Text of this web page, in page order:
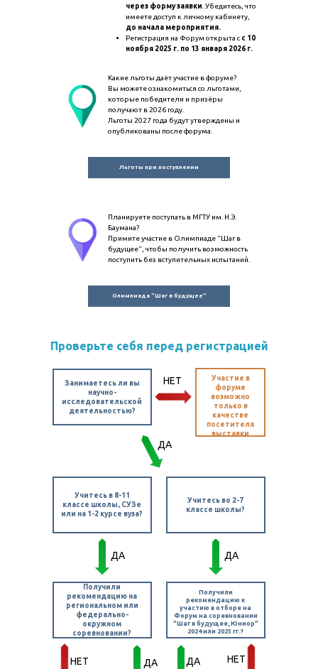
через форму заявки . Убедитесь, что
имеете доступ к личному кабинету,
до начала мероприятия.
Регистрация на Форум открыта с с 10
ноября 2025 г. по 13 января 2026 г.
Планируете поступать в МГТУ им. Н.Э.
Баумана?
Примите участие в Олимпиаде "Шаг в
будущее", чтобы получить возможность
поступить без вступительных испытаний.
Какие льготы даёт участие в форуме?
Вы можете ознакомиться со льготами,
которые победители и призёры
получают в 2026 году.
Льготы 2027 года будут утверждены и
опубликованы после форума.
Льготы при поступлении
Олимпиада "Шаг в будущее"
Проверьте себя перед регистрацией
Занимаетесь ли вы
научно-
исследовательской
деятельностью?
Участие в
форуме
возможно
только в
качестве
посетителя
выставки
НЕТ
ДА
Учитесь в 8-11
классе школы, СУЗе
или на 1-2 курсе вуза?
Учитесь во 2-7
классе школы?
Получили
рекомендацию к
участию в отборе на
Форум на соревновании
"Шаг в будущее, Юниор"
2024 или 2025 гг.?
ДА
ДА
НЕТ
Получили
рекомендацию на
региональном или
федерально-
окружном
соревновании?
НЕТ ДА ДА